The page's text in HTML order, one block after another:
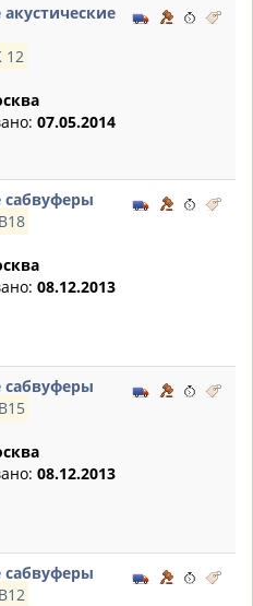
12
07.05.2014
08.12.2013
08.12.2013